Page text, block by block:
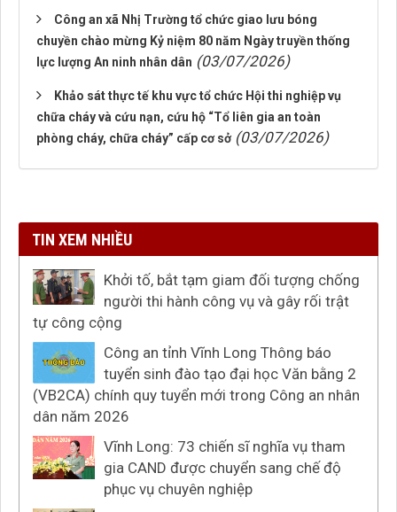
Công an xã Nhị Trường tổ chức giao lưu bóng
chuyền chào mừng Kỷ niệm 80 năm Ngày truyền thống
lực lượng An ninh nhân dân (03/07/2026)
Khảo sát thực tế khu vực tổ chức Hội thi nghiệp vụ
chữa cháy và cứu nạn, cứu hộ “Tổ liên gia an toàn
phòng cháy, chữa cháy” cấp cơ sở (03/07/2026)
TIN XEM NHIỀU
Khởi tố, bắt tạm giam đối tượng chống
người thi hành công vụ và gây rối trật
tự công cộng
Công an tỉnh Vĩnh Long Thông báo
tuyển sinh đào tạo đại học Văn bằng 2
(VB2CA) chính quy tuyển mới trong Công an nhân
dân năm 2026
Vĩnh Long: 73 chiến sĩ nghĩa vụ tham
gia CAND được chuyển sang chế độ
phục vụ chuyên nghiệp